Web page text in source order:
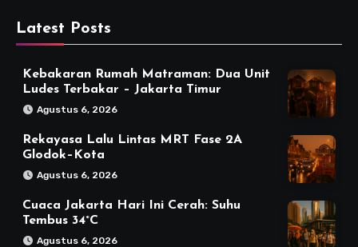
Latest Posts
Kebakaran Rumah Matraman: Dua Unit
Ludes Terbakar – Jakarta Timur
Agustus 6, 2026
Rekayasa Lalu Lintas MRT Fase 2A
Glodok–Kota
Agustus 6, 2026
Cuaca Jakarta Hari Ini Cerah: Suhu
Tembus 34°C
Agustus 6, 2026